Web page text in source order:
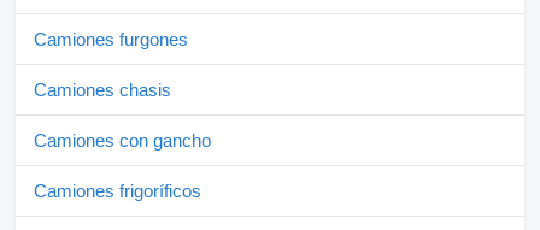
Camiones furgones
Camiones chasis
Camiones con gancho
Camiones frigoríficos